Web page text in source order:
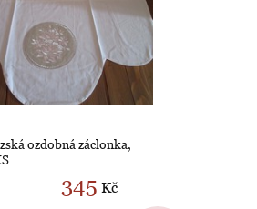
ozdobná záclonka,
345 Kč